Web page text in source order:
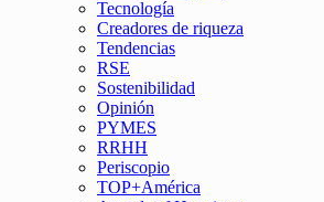
Tecnología
Creadores de riqueza
Tendencias
RSE
Sostenibilidad
Opinión
PYMES
RRHH
Periscopio
TOP+América